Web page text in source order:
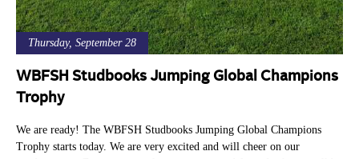
Thursday, September 28
WBFSH Studbooks Jumping Global Champions
Trophy
We are ready! The WBFSH Studbooks Jumping Global Champions
Trophy starts today. We are very excited and will cheer on our